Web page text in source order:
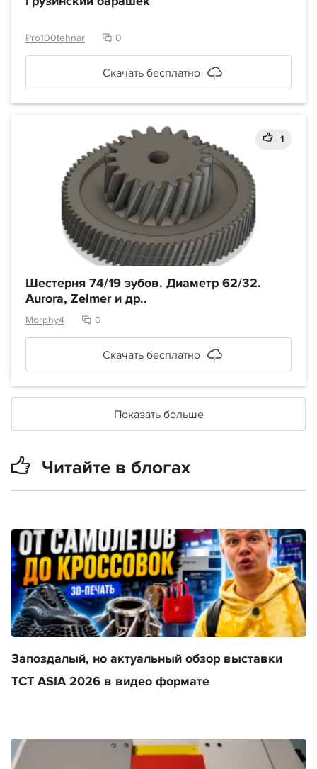
Pro100tehnar 0
Скачать бесплатно
1
Шестерня 74/19 зубов. Диаметр 62/32.
Aurora, Zelmer и др..
Morphy4 0
Скачать бесплатно
Показать больше
Читайте в блогах
Запоздалый, но актуальный обзор выставки
TCT ASIA 2026 в видео формате